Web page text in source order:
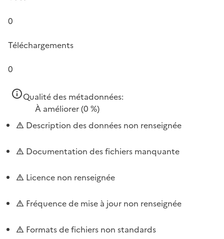
0
Téléchargements
0
Qualité des métadonnées:
À améliorer(0 %)
Description des données non renseignée
Documentation des fichiers manquante
Licence non renseignée
Fréquence de mise à jour non renseignée
Formats de fichiers non standards